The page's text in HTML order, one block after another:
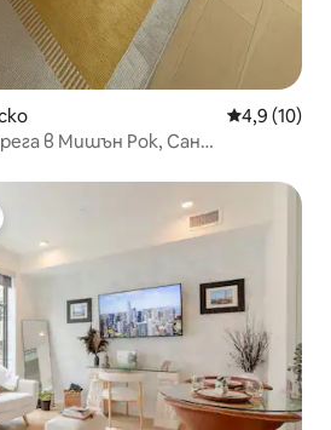
Средна
4,9 (10)
в Мишън Рок, Сан